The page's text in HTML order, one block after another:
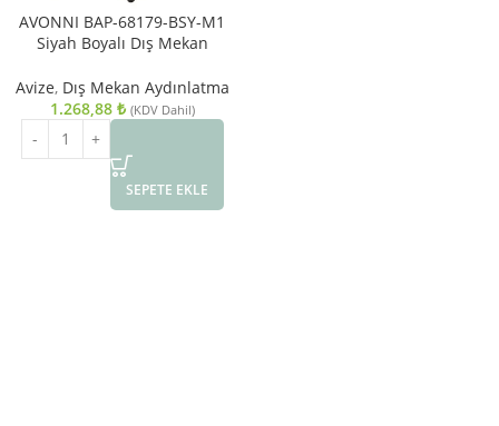
AVONNI BAP-68179-BSY-M1
Siyah Boyalı Dış Mekan
Cam 25x18cm
Avize, Dış Mekan Aydınlatma
1.268,88 ₺ (KDV Dahil)
SEPETE EKLE